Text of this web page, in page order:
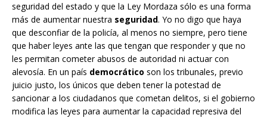
seguridad del estado y que la Ley Mordaza sólo es una forma
más de aumentar nuestra seguridad. Yo no digo que haya
que desconfiar de la policía, al menos no siempre, pero tiene
que haber leyes ante las que tengan que responder y que no
les permitan cometer abusos de autoridad ni actuar con
alevosía. En un país democrático son los tribunales, previo
juicio justo, los únicos que deben tener la potestad de
sancionar a los ciudadanos que cometan delitos, si el gobierno
modifica las leyes para aumentar la capacidad represiva del